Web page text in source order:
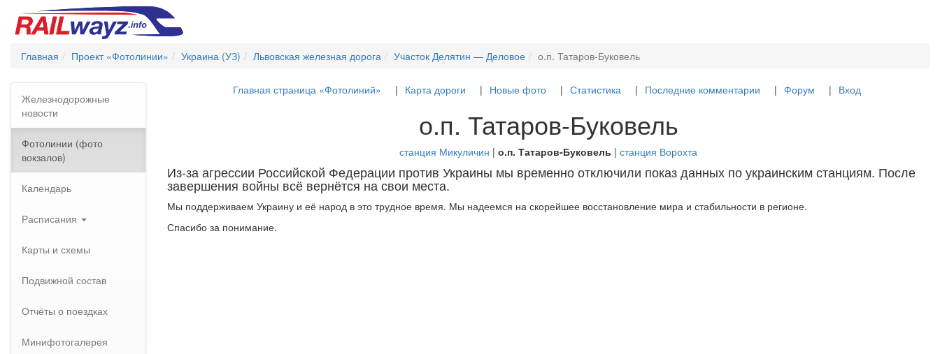
Главная Проект «Фотолинии» Украина (УЗ) Львовская железная дорога Участок Делятин — Деловое о.п. Татаров-Буковель
Железнодорожные
новости
Фотолинии (фото
вокзалов)
Календарь
Расписания
Карты и схемы
Подвижной состав
Отчёты о поездках
Минифотогалерея
Главная страница «Фотолиний» Карта дороги Новые фото Статистика Последние комментарии Форум Вход
о.п. Татаров-Буковель
станция Микуличин | о.п. Татаров-Буковель | станция Ворохта
Из-за агрессии Российской Федерации против Украины мы временно отключили показ данных по украинским станциям. После
завершения войны всё вернётся на свои места.
Мы поддерживаем Украину и её народ в это трудное время. Мы надеемся на скорейшее восстановление мира и стабильности в регионе.
Спасибо за понимание.